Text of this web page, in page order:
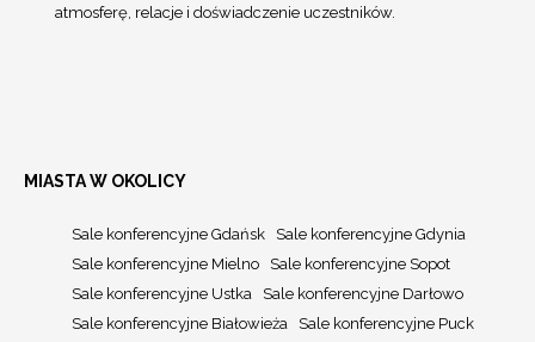
atmosferę, relacje i doświadczenie uczestników.
MIASTA W OKOLICY
Sale konferencyjne Gdańsk
Sale konferencyjne Gdynia
Sale konferencyjne Mielno
Sale konferencyjne Sopot
Sale konferencyjne Ustka
Sale konferencyjne Darłowo
Sale konferencyjne Białowieża
Sale konferencyjne Puck